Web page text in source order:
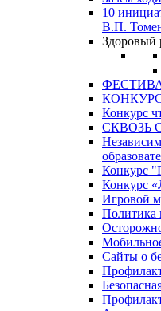
10
В.П.
Здоровый
Конкурс
СКВОЗЬ
Конкурс
Конкурс
Игровой
Политика
Сайты о